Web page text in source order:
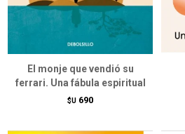
El monje que vendió su
ferrari. Una fábula espiritual
$U 690